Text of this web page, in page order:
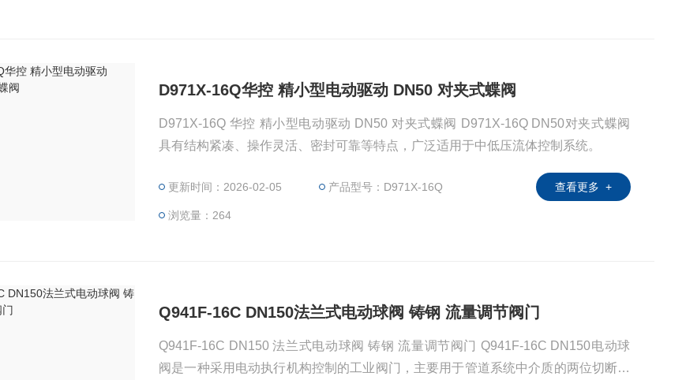
D971X-16Q华控 精小型电动驱动 DN50 对夹式蝶阀
D971X-16Q 华控 精小型电动驱动 DN50 对夹式蝶阀 D971X-16Q DN50对夹式蝶阀
具有结构紧凑、操作灵活、密封可靠等特点，广泛适用于中低压流体控制系统。
更新时间：2026-02-05 产品型号：D971X-16Q
浏览量：264
查看更多 +
Q941F-16C DN150法兰式电动球阀 铸钢 流量调节阀门
Q941F-16C DN150 法兰式电动球阀 铸钢 流量调节阀门 Q941F-16C DN150电动球
阀是一种采用电动执行机构控制的工业阀门，主要用于管道系统中介质的两位切断或